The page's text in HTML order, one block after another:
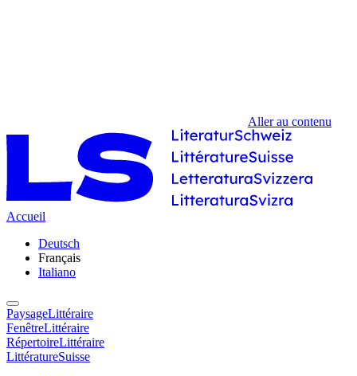
Aller au contenu
Accueil
Deutsch
Français
Italiano
PaysageLittéraire
FenêtreLittéraire
RépertoireLittéraire
LittératureSuisse